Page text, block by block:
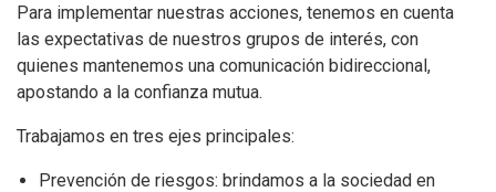
Para implementar nuestras acciones, tenemos en cuenta
las expectativas de nuestros grupos de interés, con
quienes mantenemos una comunicación bidireccional,
apostando a la confianza mutua.
Trabajamos en tres ejes principales:
Prevención de riesgos: brindamos a la sociedad en